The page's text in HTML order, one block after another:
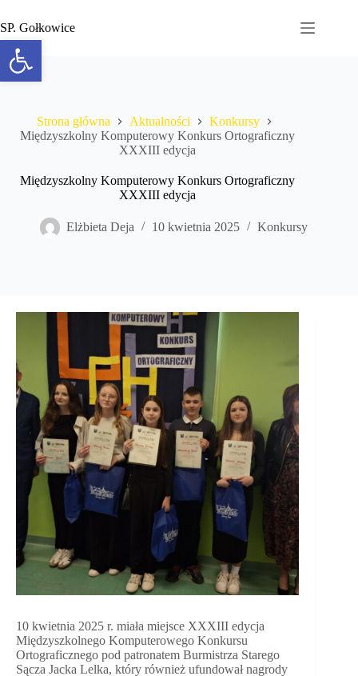
Otwórz pasek narzędzi
do
treści
SP. Gołkowice
Strona główna Aktualności
Konkursy
Międzyszkolny Komputerowy Konkurs Ortograficzny
XXXIII edycja
Międzyszkolny Komputerowy Konkurs Ortograficzny
XXXIII edycja
Elżbieta Deja 10 kwietnia 2025 Konkursy
10 kwietnia 2025 r. miała miejsce XXXIII edycja
Międzyszkolnego Komputerowego Konkursu
Ortograficznego pod patronatem Burmistrza Starego
Sącza Jacka Lelka, który również ufundował nagrody